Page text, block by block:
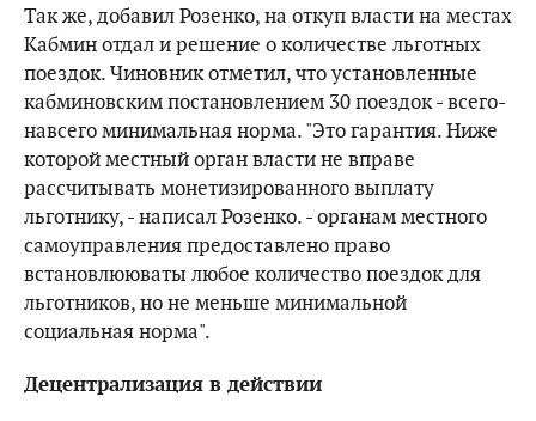
Так же, добавил Розенко, на откуп власти на местах
Кабмин отдал и решение о количестве льготных
поездок. Чиновник отметил, что установленные
кабминовским постановлением 30 поездок - всего-
навсего минимальная норма. "Это гарантия. Ниже
которой местный орган власти не вправе
рассчитывать монетизированного выплату
льготнику, - написал Розенко. - органам местного
самоуправления предоставлено право
встановлююваты любое количество поездок для
льготников, но не меньше минимальной
социальная норма".
Децентрализация в действии